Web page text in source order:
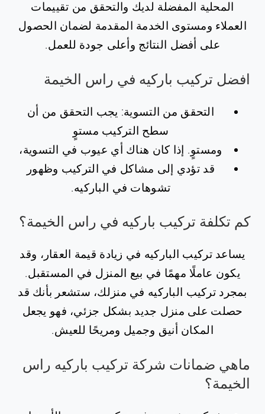
المحلية المفضلة لديك والتحقق من تقييمات
العملاء ومستوى الخدمة المقدمة لضمان الحصول
على أفضل النتائج وأعلى جودة للعمل.
افضل تركيب باركيه في راس الخيمة
التحقق من التسوية: يجب التحقق من أن
سطح التركيب مستوٍ
ومستوٍ. إذا كان هناك أي عيوب في التسوية،
قد تؤدي إلى مشاكل في التركيب وظهور
تشوهات في الباركيه.
كم تكلفة تركيب باركيه في راس الخيمة؟
يساعد تركيب الباركيه في زيادة قيمة العقار، وقد
يكون عاملًا مهمًا في بيع المنزل في المستقبل.
بمجرد تركيب الباركيه في منزلك، ستشعر بأنك قد
حصلت على منزل جديد بشكل جزئي، فهو يجعل
المكان أنيق وجميل ومريحًا للعيش.
ماهي ضمانات شركة تركيب باركيه راس
الخيمة؟